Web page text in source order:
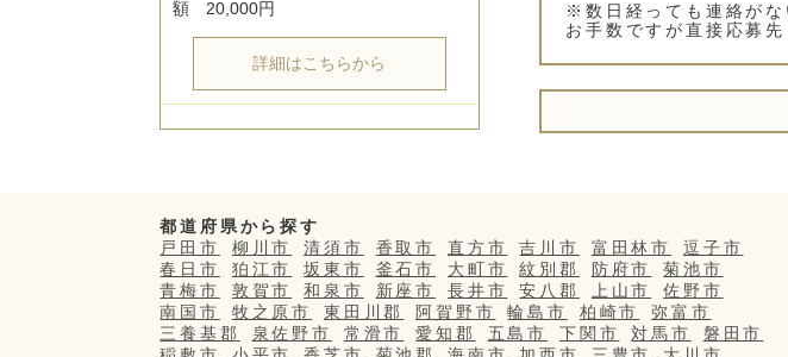
詳細はこちらから
※数日経っても連絡がな
お手数ですが直接応募
都道府県から探す
戸田市
柳川市 清須市 香取市 直方市 吉川市 富田林市
逗子市
春日市
狛江市 坂東市 釜石市 大町市 紋別郡 防府市
菊池市
青梅市
敦賀市 和泉市 新座市 長井市 安八郡 上山市
佐野市
南国市
牧之原市 東田川郡 阿賀野市 輪島市 柏崎市
弥富市
三養基郡
泉佐野市 常滑市 愛知郡 五島市 下関市 対馬市
磐田市